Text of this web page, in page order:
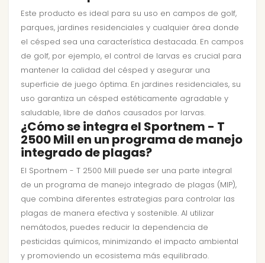
Este producto es ideal para su uso en campos de golf,
parques, jardines residenciales y cualquier área donde
el césped sea una característica destacada. En campos
de golf, por ejemplo, el control de larvas es crucial para
mantener la calidad del césped y asegurar una
superficie de juego óptima. En jardines residenciales, su
uso garantiza un césped estéticamente agradable y
saludable, libre de daños causados por larvas.
¿Cómo se integra el Sportnem - T
2500 Mill en un programa de manejo
integrado de plagas?
El Sportnem - T 2500 Mill puede ser una parte integral
de un programa de manejo integrado de plagas (MIP),
que combina diferentes estrategias para controlar las
plagas de manera efectiva y sostenible. Al utilizar
nemátodos, puedes reducir la dependencia de
pesticidas químicos, minimizando el impacto ambiental
y promoviendo un ecosistema más equilibrado.